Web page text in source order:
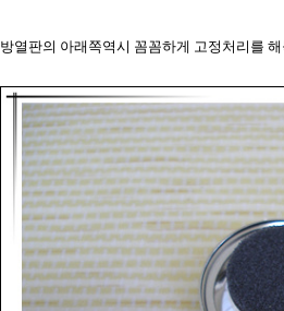
방열판의 아래쪽역시 꼼꼼하게 고정처리를